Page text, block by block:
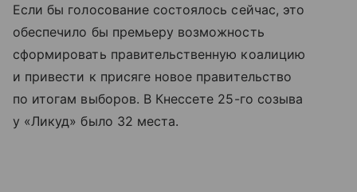
Если бы голосование состоялось сейчас, это
обеспечило бы премьеру возможность
сформировать правительственную коалицию
и привести к присяге новое правительство
по итогам выборов. В Кнессете 25-го созыва
у «Ликуд» было 32 места.